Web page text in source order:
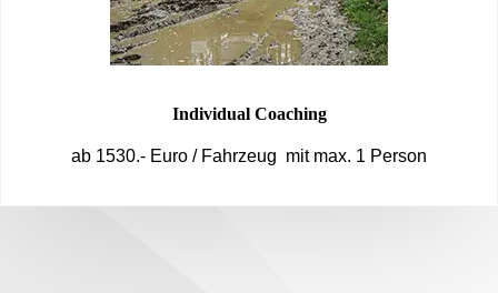
Individual Coaching
ab 1530.- Euro / Fahrzeug mit max. 1 Person